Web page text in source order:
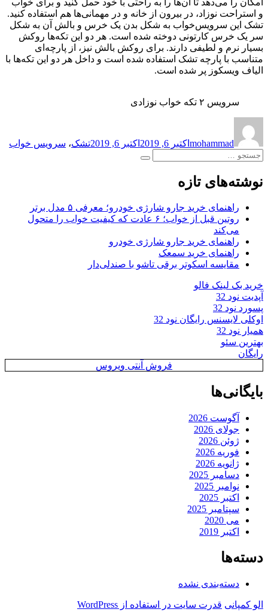
و استراحت نوزاد، در بیرون از خانه و در مهمانی‌ها هم استفاده کنید.
تشک این سرویس‌خواب به شکل بدن یک خرس و بالش آن به شکل
سر یک خرس کارتونی دوخته شده است. هر دو این تکه‌ها روکش
بسیار نرم و لطیفی دارند. برای روکش بالش نیز، از پارچه‌ای
متناسب با پارچه تشک استفاده شده است و داخل هر دو این تکه‌ها با
الیاف ویسکوز پر شده است.
سرویس ۲ تکه خواب نوزادی
mohammadدر
اکتبر 6, 2019 اکتبر 6, 2019 تشک، سرویس خواب
جستجو
جستجو
نوشته‌های تازه
راهنمای خرید جارو شارژی خودرو؛ معرفی ۵ مدل برتر
روتین قبل از خواب؛ ۶ عادت که کیفیت خواب را متحول
می‌کند
راهنمای خرید جارو شارژی خودرو
راهنمای خرید سمعک
مقایسه اسکوتر برقی تاشو با صندلی‌دار
خرید بک لینک فالو
آپدیت نود 32
پسورد نود 32
اوکلی لایسنس رایگان نود 32
همیار نود 32
بهترین سئو
رایگان
فروش آنتی ویروس
بایگانی‌ها
آگوست 2026
جولای 2026
ژوئن 2026
فوریه 2026
ژانویه 2026
دسامبر 2025
نوامبر 2025
اکتبر 2025
سپتامبر 2025
می 2020
اکتبر 2019
دسته‌ها
دسته‌بندی نشده
الو کمپانی قدرت سایت در استفاده از WordPress